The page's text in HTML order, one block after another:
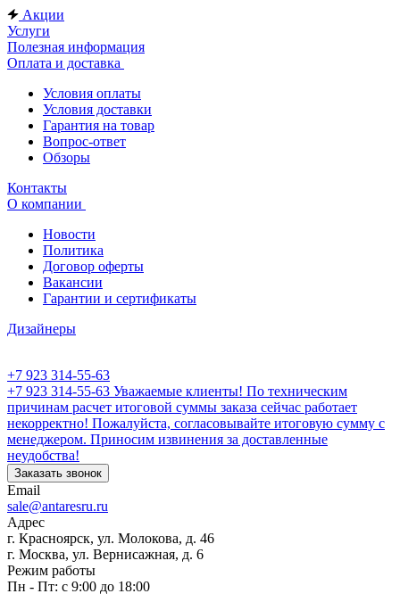
Акции
Услуги
Полезная информация
Оплата и доставка
Условия оплаты
Условия доставки
Гарантия на товар
Вопрос-ответ
Обзоры
Контакты
О компании
Новости
Политика
Договор оферты
Вакансии
Гарантии и сертификаты
Дизайнеры
+7 923 314-55-63
+7 923 314-55-63 Уважаемые клиенты! По техническим
причинам расчет итоговой суммы заказа сейчас работает
некорректно! Пожалуйста, согласовывайте итоговую сумму с
менеджером. Приносим извинения за доставленные
неудобства!
Заказать звонок
Email
sale@antaresru.ru
Адрес
г. Красноярск, ул. Молокова, д. 46
г. Москва, ул. Вернисажная, д. 6
Режим работы
Пн - Пт: с 9:00 до 18:00